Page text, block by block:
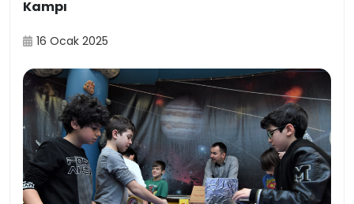
Kampı
16 Ocak 2025